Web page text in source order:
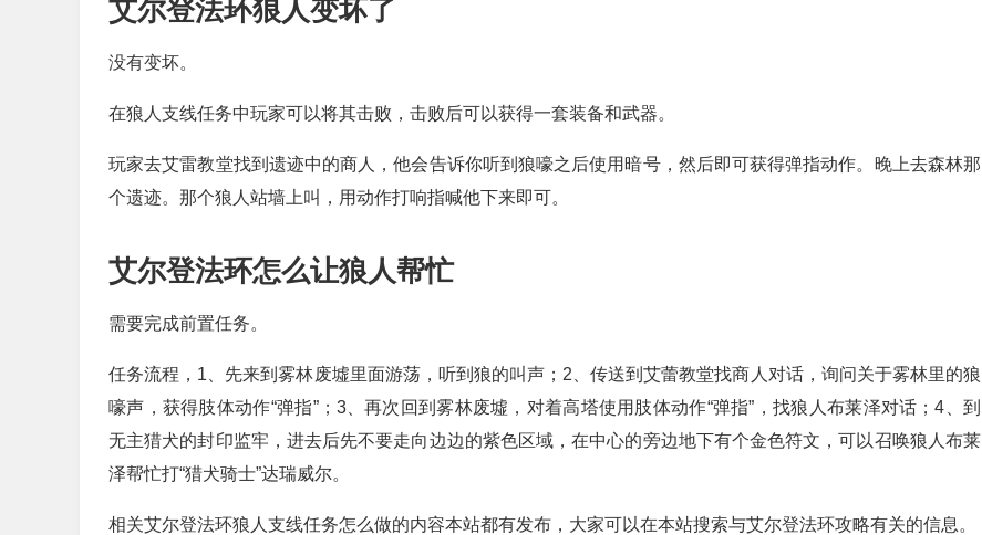
艾尔登法环狼人变坏了
没有变坏。
在狼人支线任务中玩家可以将其击败，击败后可以获得一套装备和武器。
玩家去艾雷教堂找到遗迹中的商人，他会告诉你听到狼嚎之后使用暗号，然后即可获得弹指动作。晚上去森林那
个遗迹。那个狼人站墙上叫，用动作打响指喊他下来即可。
艾尔登法环怎么让狼人帮忙
需要完成前置任务。
任务流程，1、先来到雾林废墟里面游荡，听到狼的叫声；2、传送到艾蕾教堂找商人对话，询问关于雾林里的狼
嚎声，获得肢体动作“弹指”；3、再次回到雾林废墟，对着高塔使用肢体动作“弹指”，找狼人布莱泽对话；4、到
无主猎犬的封印监牢，进去后先不要走向边边的紫色区域，在中心的旁边地下有个金色符文，可以召唤狼人布莱
泽帮忙打“猎犬骑士”达瑞威尔。
相关艾尔登法环狼人支线任务怎么做的内容本站都有发布，大家可以在本站搜索与艾尔登法环攻略有关的信息。